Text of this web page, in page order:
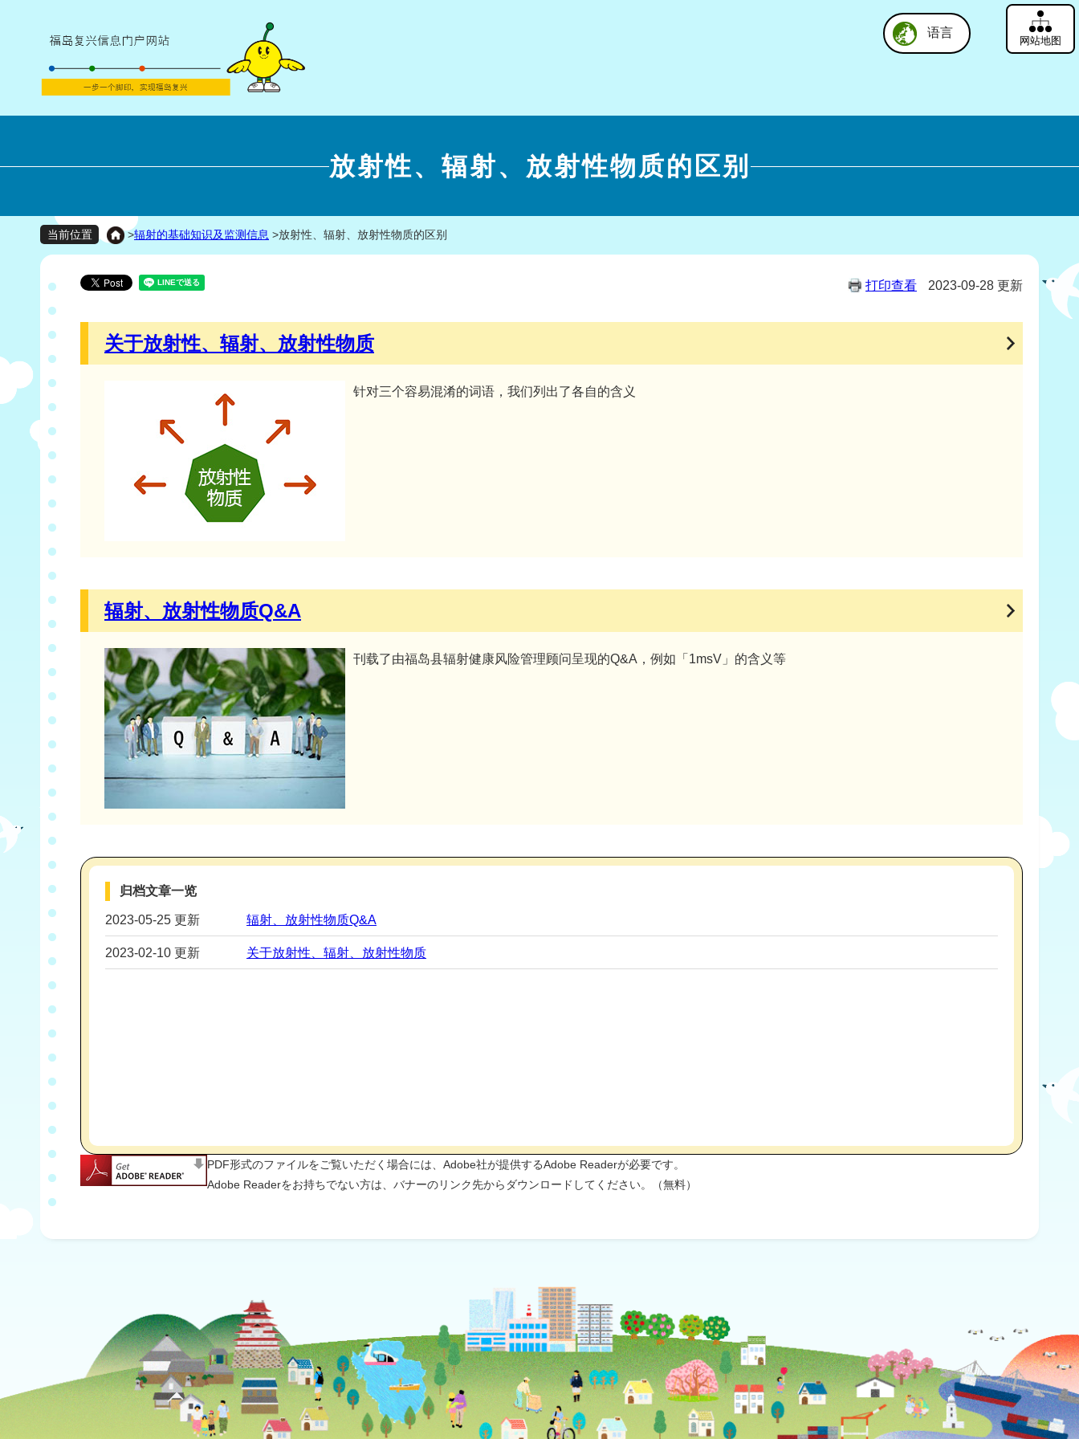
语言
网站地图
放射性、辐射、放射性物质的区别
当前位置 >辐射的基础知识及监测信息 >放射性、辐射、放射性物质的区别
打印查看 2023-09-28 更新
关于放射性、辐射、放射性物质
针对三个容易混淆的词语，我们列出了各自的含义
辐射、放射性物质Q&A
刊载了由福岛县辐射健康风险管理顾问呈现的Q&A，例如「1msV」的含义等
PDF形式のファイルをご覧いただく場合には、Adobe社が提供するAdobe Readerが必要です。
Adobe Readerをお持ちでない方は、バナーのリンク先からダウンロードしてください。（無料）